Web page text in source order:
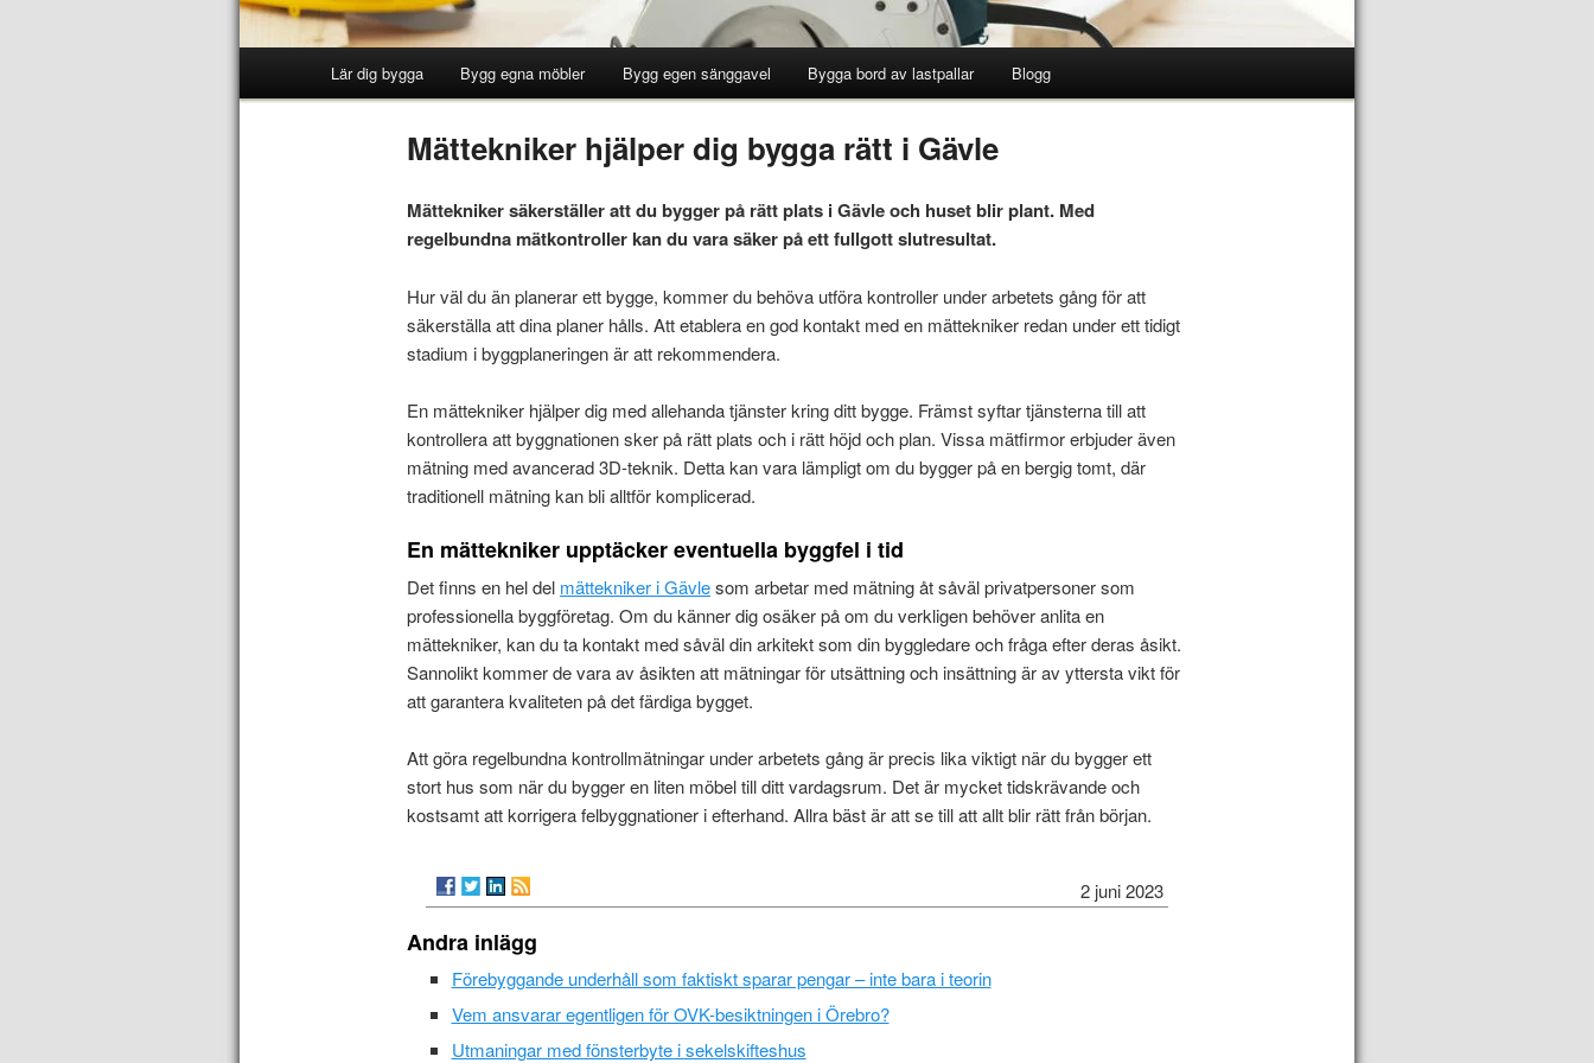
Lär dig bygga Bygg egna möbler Bygg egen sänggavel Bygga bord av lastpallar Blogg
Mättekniker hjälper dig bygga rätt i Gävle
Mättekniker säkerställer att du bygger på rätt plats i Gävle och huset blir plant. Med
regelbundna mätkontroller kan du vara säker på ett fullgott slutresultat.
Hur väl du än planerar ett bygge, kommer du behöva utföra kontroller under arbetets gång för att
säkerställa att dina planer hålls. Att etablera en god kontakt med en mättekniker redan under ett tidigt
stadium i byggplaneringen är att rekommendera.
En mättekniker hjälper dig med allehanda tjänster kring ditt bygge. Främst syftar tjänsterna till att
kontrollera att byggnationen sker på rätt plats och i rätt höjd och plan. Vissa mätfirmor erbjuder även
mätning med avancerad 3D-teknik. Detta kan vara lämpligt om du bygger på en bergig tomt, där
traditionell mätning kan bli alltför komplicerad.
En mättekniker upptäcker eventuella byggfel i tid
Det finns en hel del mättekniker i Gävlesom arbetar med mätning åt såväl privatpersoner som
professionella byggföretag. Om du känner dig osäker på om du verkligen behöver anlita en
mättekniker, kan du ta kontakt med såväl din arkitekt som din byggledare och fråga efter deras åsikt.
Sannolikt kommer de vara av åsikten att mätningar för utsättning och insättning är av yttersta vikt för
att garantera kvaliteten på det färdiga bygget.
Att göra regelbundna kontrollmätningar under arbetets gång är precis lika viktigt när du bygger ett
stort hus som när du bygger en liten möbel till ditt vardagsrum. Det är mycket tidskrävande och
kostsamt att korrigera felbyggnationer i efterhand. Allra bäst är att se till att allt blir rätt från början.
2 juni 2023
Andra inlägg
Förebyggande underhåll som faktiskt sparar pengar – inte bara i teorin
Vem ansvarar egentligen för OVK-besiktningen i Örebro?
Utmaningar med fönsterbyte i sekelskifteshus